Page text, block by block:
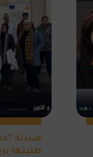
صيدلة
طلبتها